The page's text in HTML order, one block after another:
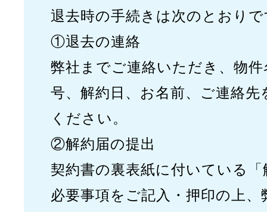
退去時の手続きは次のとおり
①退去の連絡
弊社までご連絡いただき、物件
号、解約日、お名前、ご連絡先
ください。
②解約届の提出
契約書の裏表紙に付いている「
必要事項をご記入・押印の上、